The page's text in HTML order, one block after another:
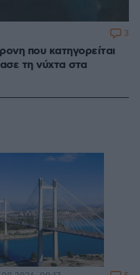
που κατηγορείται
τη νύχτα στα
3